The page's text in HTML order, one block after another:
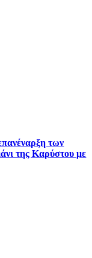
των
της Καρύστου με